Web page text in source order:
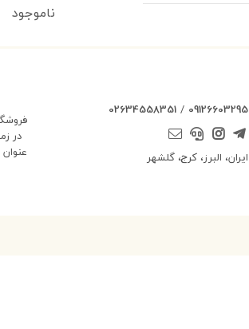
ناموجود
09126603295
/
02634558351
ایران، البرز، کرج، گلشهر
در